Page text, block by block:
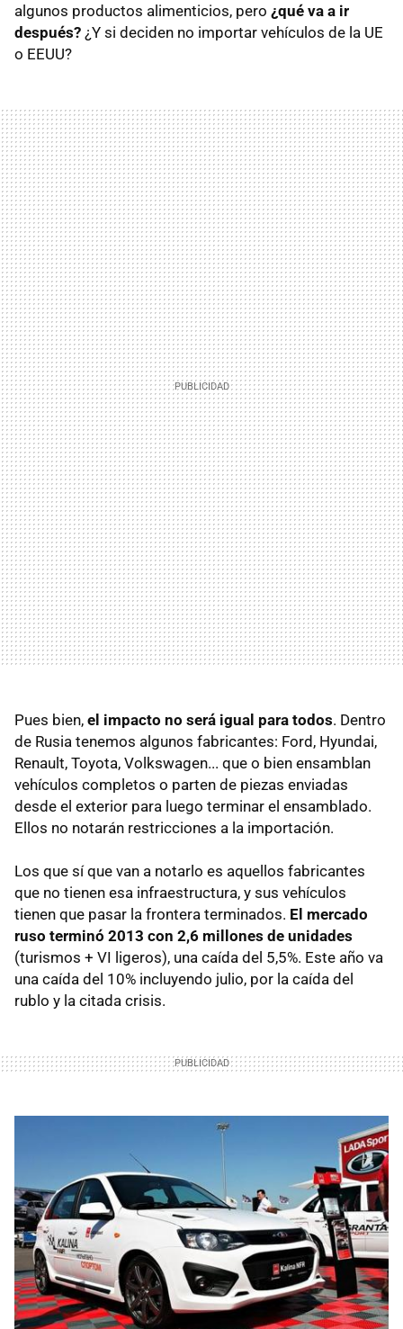
algunos productos alimenticios, pero ¿qué va a ir
después? ¿Y si deciden no importar vehículos de la UE
o EEUU?
Pues bien, el impacto no será igual para todos. Dentro
de Rusia tenemos algunos fabricantes: Ford, Hyundai,
Renault, Toyota, Volkswagen... que o bien ensamblan
vehículos completos o parten de piezas enviadas
desde el exterior para luego terminar el ensamblado.
Ellos no notarán restricciones a la importación.
Los que sí que van a notarlo es aquellos fabricantes
que no tienen esa infraestructura, y sus vehículos
tienen que pasar la frontera terminados. El mercado
ruso terminó 2013 con 2,6 millones de unidades
(turismos + VI ligeros), una caída del 5,5%. Este año va
una caída del 10% incluyendo julio, por la caída del
rublo y la citada crisis.